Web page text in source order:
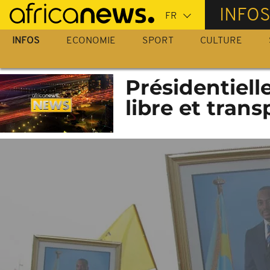
Passer
au
contenu
INFOS
INFOS ECONOMIE SPORT CULTURE
libre et